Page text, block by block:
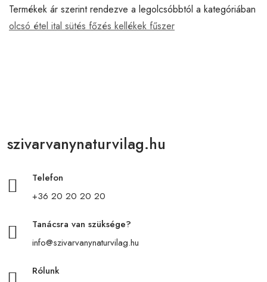
Termékek ár szerint rendezve a legolcsóbbtól a kategóriában
olcsó étel ital sütés főzés kellékek fűszer
szivarvanynaturvilag.hu
Telefon
+36 20 20 20 20
Tanácsra van szüksége?
info@szivarvanynaturvilag.hu
Rólunk